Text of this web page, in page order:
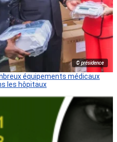
© présidence
équipements médicaux
les hôpitaux